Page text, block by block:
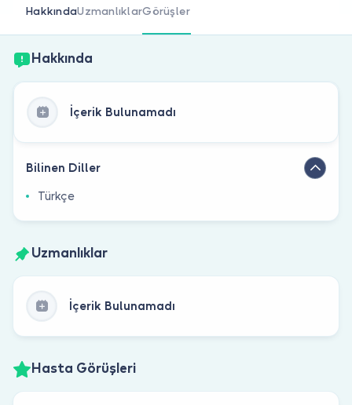
HakkındaUzmanlıklarGörüşler
Hakkında
İçerik Bulunamadı
Bilinen Diller
Türkçe
Uzmanlıklar
İçerik Bulunamadı
Hasta Görüşleri